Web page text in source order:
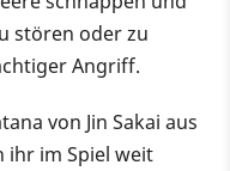
stören oder zu
Angriff.
von Jin Sakai aus
ihr im Spiel weit